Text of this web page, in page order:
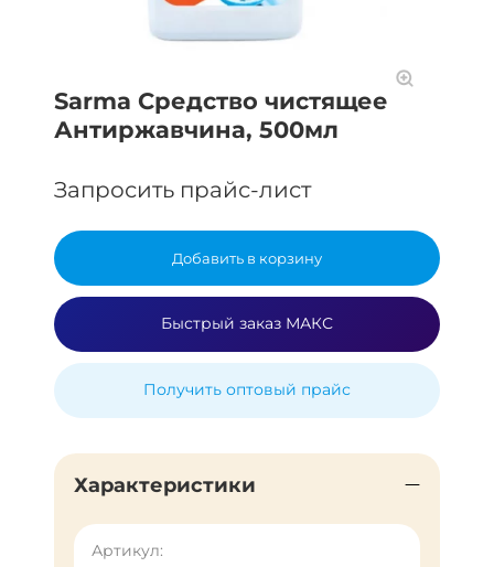
Sarma Средство чистящее
Антиржавчина, 500мл
Запросить прайс-лист
Добавить в корзину
Быстрый заказ МАКС
Получить оптовый прайс
Характеристики
Артикул: